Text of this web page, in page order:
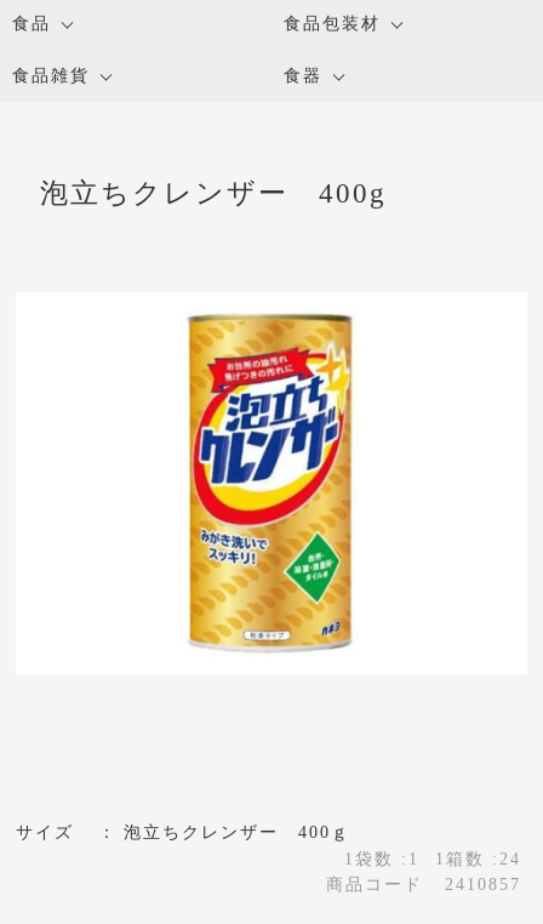
泡立ちクレンザー 400g
サイズ
泡立ちクレンザー 400ｇ
1袋数 :1
1箱数 :24
商品コード
2410857
食品 食品包装材
食品雑貨 食器